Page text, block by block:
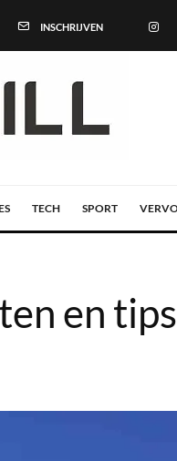
INSCHRIJVEN
TECH SPORT
en